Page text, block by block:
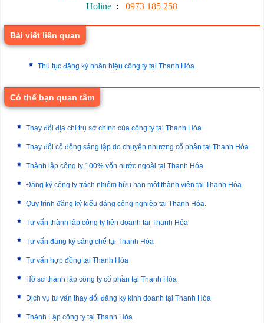
Holine : 0973 185 258
Bài viết liên quan
Thủ tục đăng ký nhãn hiệu công ty tại Thanh Hóa
Có thể bạn quan tâm
Thay đổi địa chỉ trụ sở chính của công ty tại Thanh Hóa
Thay đổi cổ đông sáng lập do chuyển nhượng cổ phần tại Thanh Hóa
Thành lập công ty 100% vốn nước ngoài tại Thanh Hóa
Đăng ký công ty trách nhiệm hữu hạn một thành viên tại Thanh Hóa
Quy trình đăng ký kiểu dáng công nghiệp tại Thanh Hóa.
Tư vấn thành lập công ty liên doanh tại Thanh Hóa
Tư vấn đăng ký sáng chế tại Thanh Hóa
Tư vấn hợp đồng tại Thanh Hóa
Hồ sơ thành lập công ty cổ phần tại Thanh Hóa
Dịch vụ tư vấn thay đổi đăng ký kinh doanh tại Thanh Hóa
Thành Lập công ty tại Thanh Hóa